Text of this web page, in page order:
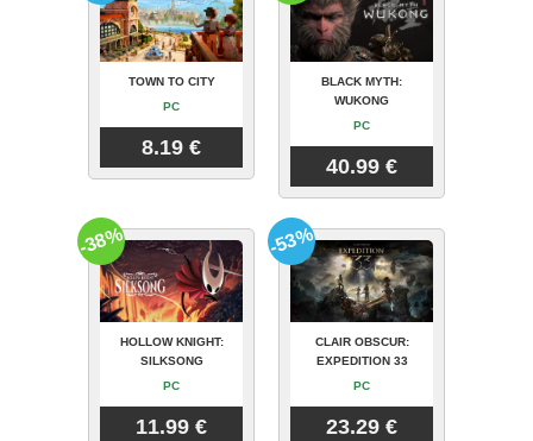
TOWN TO CITY
PC
8.19 €
BLACK MYTH:
WUKONG
PC
40.99 €
HOLLOW KNIGHT:
SILKSONG
PC
11.99 €
-38%
CLAIR OBSCUR:
EXPEDITION 33
PC
23.29 €
-53%